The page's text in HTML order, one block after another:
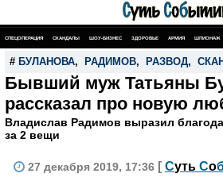
СПЕЦОПЕРАЦИЯ СКАНДАЛЫ ШОУ-БИЗНЕС ЗДОРОВЬЕ АРМИЯ ШПИОНАЖ
# БУЛАНОВА, РАДИМОВ, РАЗВОД,
Бывший муж Татьяны
рассказал про новую
Владислав Радимов выразил
за 2 вещи
27 декабря 2019, 17:36 [ Суть Со